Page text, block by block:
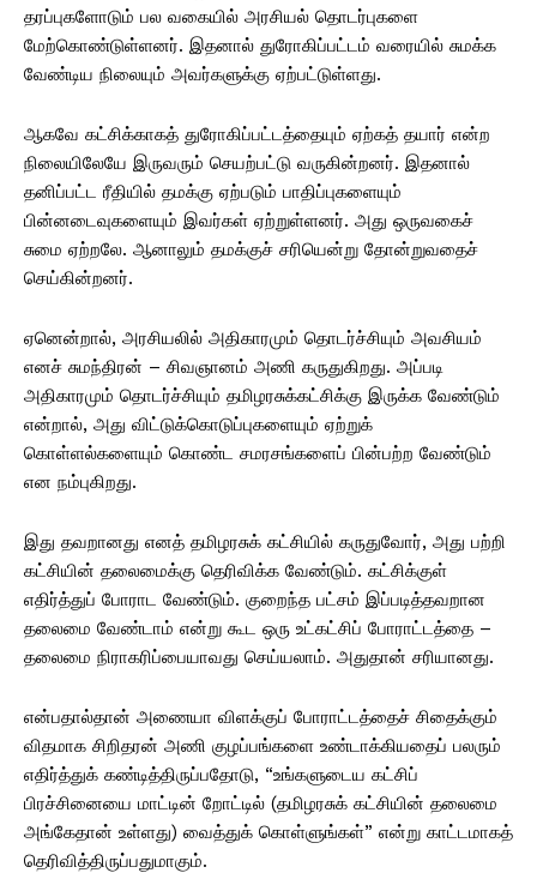
தரப்புகளோடும் பல வகையில் அரசியல் தொடர்புகளை
மேற்கொண்டுள்ளனர். இதனால் துரோகிப்பட்டம் வரையில் சுமக்க
வேண்டிய நிலையும் அவர்களுக்கு ஏற்பட்டுள்ளது.
ஆகவே கட்சிக்காகத் துரோகிப்பட்டத்தையும் ஏற்கத் தயார் என்ற
நிலையிலேயே இருவரும் செயற்பட்டு வருகின்றனர். இதனால்
தனிப்பட்ட ரீதியில் தமக்கு ஏற்படும் பாதிப்புகளையும்
பின்னடைவுகளையும் இவர்கள் ஏற்றுள்ளனர். அது ஒருவகைச்
சுமை ஏற்றலே. ஆனாலும் தமக்குச் சரியென்று தோன்றுவதைச்
செய்கின்றனர்.
ஏனென்றால், அரசியலில் அதிகாரமும் தொடர்ச்சியும் அவசியம்
எனச் சுமந்திரன் – சிவஞானம் அணி கருதுகிறது. அப்படி
அதிகாரமும் தொடர்ச்சியும் தமிழரசுக்கட்சிக்கு இருக்க வேண்டும்
என்றால், அது விட்டுக்கொடுப்புகளையும் ஏற்றுக்
கொள்ளல்களையும் கொண்ட சமரசங்களைப் பின்பற்ற வேண்டும்
என நம்புகிறது.
இது தவறானது எனத் தமிழரசுக் கட்சியில் கருதுவோர், அது பற்றி
கட்சியின் தலைமைக்கு தெரிவிக்க வேண்டும். கட்சிக்குள்
எதிர்த்துப் போராட வேண்டும். குறைந்த பட்சம் இப்படித்தவறான
தலைமை வேண்டாம் என்று கூட ஒரு உட்கட்சிப் போராட்டத்தை –
தலைமை நிராகரிப்பையாவது செய்யலாம். அதுதான் சரியானது.
என்பதால்தான் அணையா விளக்குப் போராட்டத்தைச் சிதைக்கும்
விதமாக சிறிதரன் அணி குழப்பங்களை உண்டாக்கியதைப் பலரும்
எதிர்த்துக் கண்டித்திருப்பதோடு, “உங்களுடைய கட்சிப்
பிரச்சினையை மாட்டின் றோட்டில் (தமிழரசுக் கட்சியின் தலைமை
அங்கேதான் உள்ளது) வைத்துக் கொள்ளுங்கள்” என்று காட்டமாகத்
தெரிவித்திருப்பதுமாகும்.